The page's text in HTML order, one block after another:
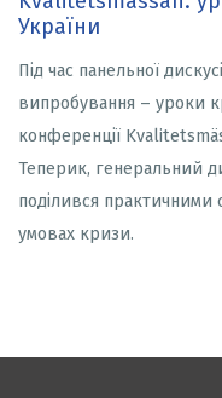
України
Під час панельної
випробування – уроки
конференції
Теперик, генеральний
поділився
умовах кризи.